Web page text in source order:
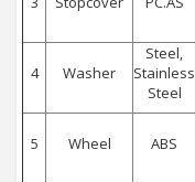
4 Washer
Steel,
Stainless
Steel
5 Wheel ABS